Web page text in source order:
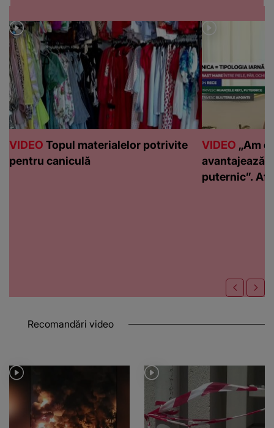
VIDEO Topul materialelor potrivite
pentru caniculă
VIDEO „Am
avantajează
puternic”.
Recomandări video